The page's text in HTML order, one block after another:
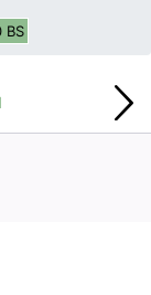
BS